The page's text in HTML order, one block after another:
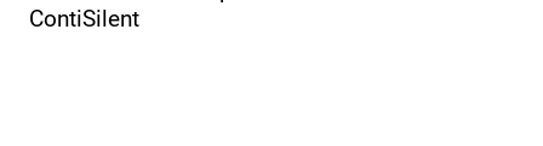
ContiSilent